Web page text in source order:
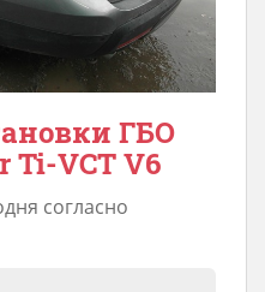
ГБО
Ti-VCT V6
согласно